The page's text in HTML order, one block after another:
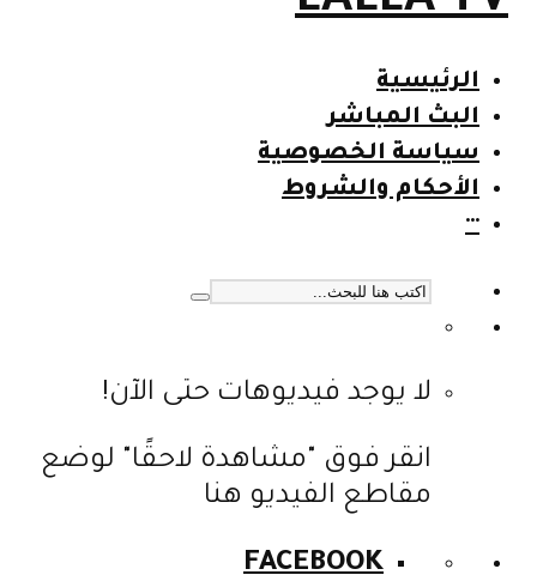
الرئيسية
البث المباشر
سياسة الخصوصية
الأحكام والشروط
···
لا يوجد فيديوهات حتى الآن!
انقر فوق "مشاهدة لاحقًا" لوضع
مقاطع الفيديو هنا
FACEBOOK